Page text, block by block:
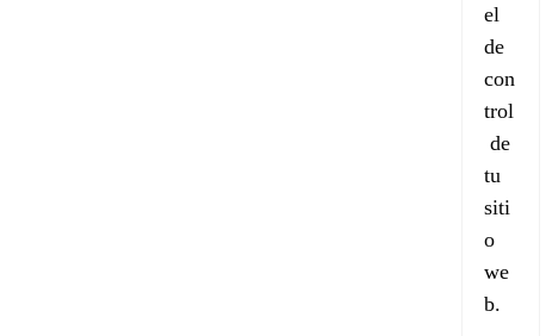
el
de
con
trol
de
tu
siti
o
we
b.